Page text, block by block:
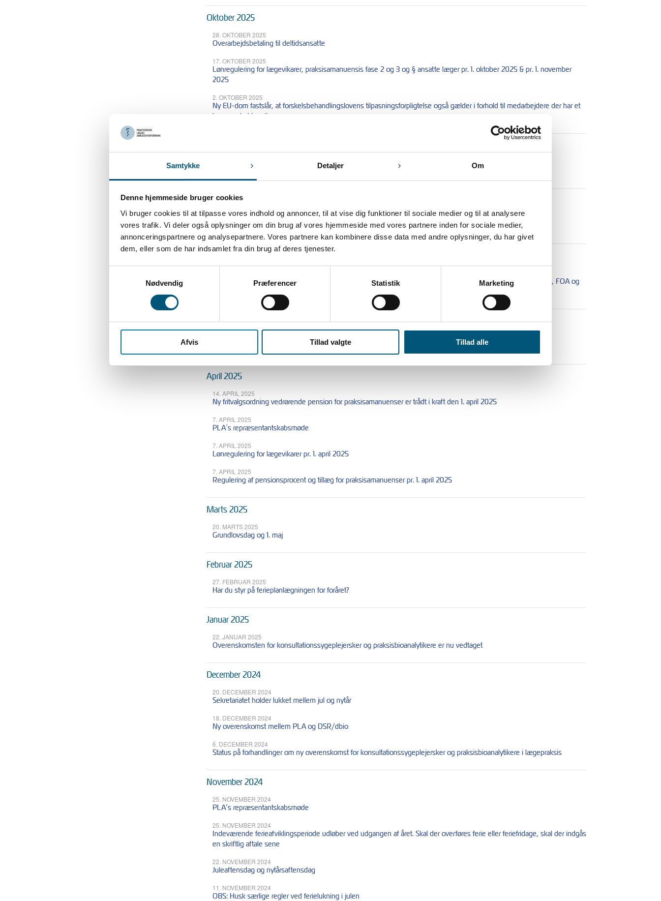
Samtykke Detaljer Om
Denne hjemmeside bruger cookies
Vi bruger cookies til at tilpasse vores indhold og annoncer, til at vise dig funktioner til sociale medier og til at analysere
vores trafik. Vi deler også oplysninger om din brug af vores hjemmeside med vores partnere inden for sociale medier,
annonceringspartnere og analysepartnere. Vores partnere kan kombinere disse data med andre oplysninger, du har givet
dem, eller som de har indsamlet fra din brug af deres tjenester.
Nødvendig
Præferencer Statistik Marketing
Afvis Tillad valgte Tillad alle
Oktober 2025
28. OKTOBER 2025
Overarbejdsbetaling til deltidsansatte
17. OKTOBER 2025
Lønregulering for lægevikarer, praksisamanuensis fase 2 og 3 og § ansatte læger pr. 1. oktober 2025 & pr. 1. november
2025
2. OKTOBER 2025
Ny EU-dom fastslår, at forskelsbehandlingslovens tilpasningsforpligtelse også gælder i forhold til medarbejdere der har et
barn med et handicap
1. SEPTEMBER 2025
Forskelsbehandlings- og ligebehandlingsloven
Juli 2025
3. JULI 2025
PLA i sommerferien
Lønregulering pr. 1. juni 2025 for medarbejdere der følger overenskomsten for klinikpersonale mellem HK/Privat, FOA og
Maj 2025
April 2025
14. APRIL 2025
Ny fritvalgsordning vedrørende pension for praksisamanuenser er trådt i kraft den 1. april 2025
7. APRIL 2025
PLA´s repræsentantskabsmøde
7. APRIL 2025
Lønregulering for lægevikarer pr. 1. april 2025
7. APRIL 2025
Regulering af pensionsprocent og tillæg for praksisamanuenser pr. 1. april 2025
Marts 2025
20. MARTS 2025
Grundlovsdag og 1. maj
Februar 2025
27. FEBRUAR 2025
Har du styr på ferieplanlægningen for foråret?
Januar 2025
22. JANUAR 2025
Overenskomsten for konsultationssygeplejersker og praksisbioanalytikere er nu vedtaget
December 2024
20. DECEMBER 2024
Sekretariatet holder lukket mellem jul og nytår
18. DECEMBER 2024
Ny overenskomst mellem PLA og DSR/dbio
6. DECEMBER 2024
Status på forhandlinger om ny overenskomst for konsultationssygeplejersker og praksisbioanalytikere i lægepraksis
November 2024
25. NOVEMBER 2024
PLA’s repræsentantskabsmøde
25. NOVEMBER 2024
Indeværende ferieafviklingsperiode udløber ved udgangen af året. Skal der overføres ferie eller feriefridage, skal der indgås
en skriftlig aftale sene
22. NOVEMBER 2024
Juleaftensdag og nytårsaftensdag
11. NOVEMBER 2024
OBS: Husk særlige regler ved ferielukning i julen